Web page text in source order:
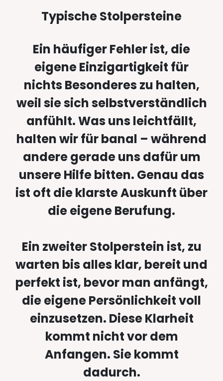
Typische Stolpersteine
Ein häufiger Fehler ist, die
eigene Einzigartigkeit für
nichts Besonderes zu halten,
weil sie sich selbstverständlich
anfühlt. Was uns leichtfällt,
halten wir für banal – während
andere gerade uns dafür um
unsere Hilfe bitten. Genau das
ist oft die klarste Auskunft über
die eigene Berufung.
Ein zweiter Stolperstein ist, zu
warten bis alles klar, bereit und
perfekt ist, bevor man anfängt,
die eigene Persönlichkeit voll
einzusetzen. Diese Klarheit
kommt nicht vor dem
Anfangen. Sie kommt
dadurch.